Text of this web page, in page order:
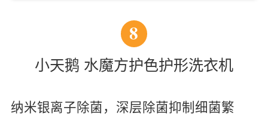
8
小天鹅 水魔方护色护形洗衣机
纳米银离子除菌，深层除菌抑制细菌繁